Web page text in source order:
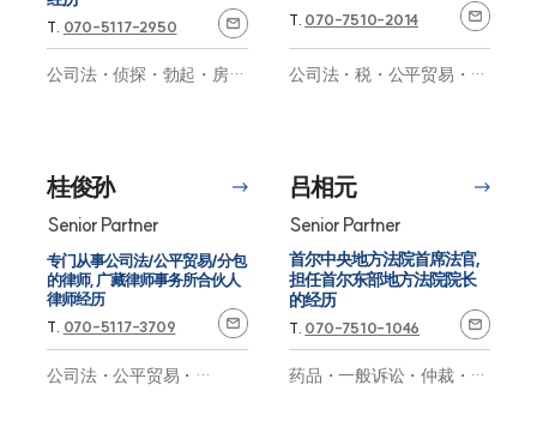
大纶的优势
企业法律咨询
业务合作·法律咨询企业
交通指南
全球合作律所
客户之声
AI大纶
业务案例
T. 070-5117-2950
公司法・侦探・勃起・房地
T. 070-7510-2014
公司法・税・公平贸易・金
M&A・数字金融
桂俊孙
Senior Partner
专门从事公司法/公平贸易/分包
的律师, 广藏律师事务所合伙人
律师经历
T. 070-5117-3709
公司法・公平贸易・
吕相元
Senior Partner
首尔中央地方法院首席法官,
担任首尔东部地方法院院长
的经历
T. 070-7510-1046
药品・一般诉讼・仲裁・侦